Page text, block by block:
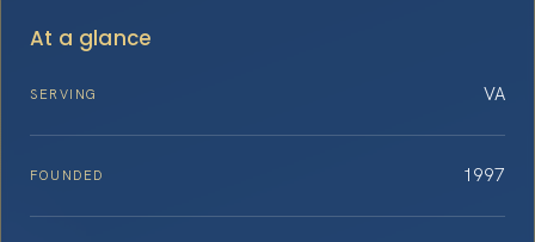
At a glance
SERVING VA
FOUNDED 1997